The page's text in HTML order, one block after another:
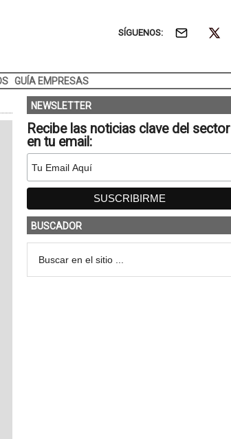
SÍGUENOS:
GUÍA EMPRESAS
NEWSLETTER
Recibe las noticias clave del sector
en tu email:
BUSCADOR